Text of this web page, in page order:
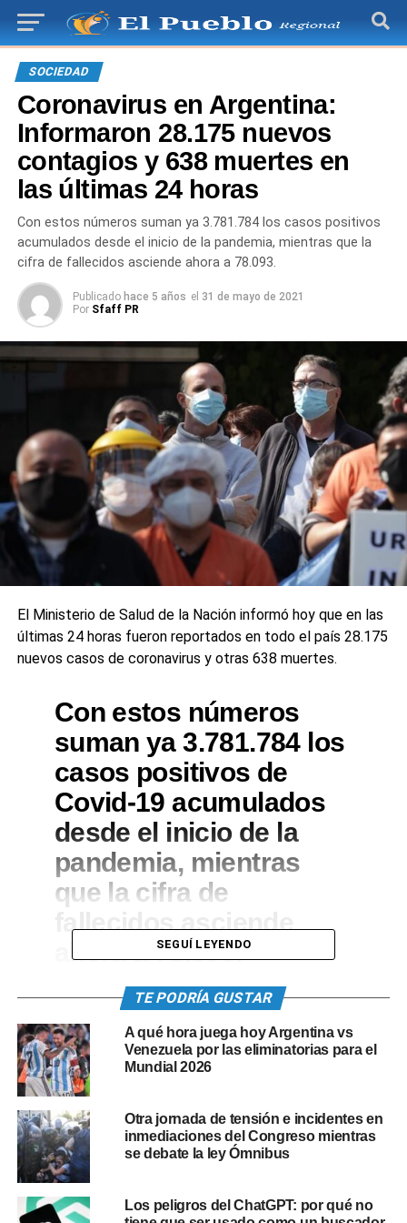
SOCIEDAD
Coronavirus en Argentina:
Informaron 28.175 nuevos
contagios y 638 muertes en
las últimas 24 horas
Con estos números suman ya 3.781.784 los casos positivos
acumulados desde el inicio de la pandemia, mientras que la
cifra de fallecidos asciende ahora a 78.093.
Publicado hace 5 años el 31 de mayo de 2021
Por Sfaff PR
El Ministerio de Salud de la Nación informó hoy que en las
últimas 24 horas fueron reportados en todo el país 28.175
nuevos casos de coronavirus y otras 638 muertes.
Con estos números
suman ya 3.781.784 los
casos positivos de
Covid-19 acumulados
desde el inicio de la
pandemia, mientras
que la cifra de
fallecidos asciende
ahora a 78.093.
Según el informe diario de la cartera sanitaria, 3.350.602
pacientes ya se recuperaron, en tanto que otros 353.089
continúan cursando la enfermedad.
Un total de 7.325 personas con Covid-19 se encuentran
internadas en salas de terapia intensiva y la ocupación de
camas del servicio para toda patología asciende al 77,4
por ciento en el país y a 76,9 por ciento en el Área
Metropolitana de Buenos Aires (AMBA).
Según se informó, en las últimas 24 horas fueron
SEGUÍ LEYENDO
TE PODRÍA GUSTAR
A qué hora juega hoy Argentina vs
Venezuela por las eliminatorias para el
Mundial 2026
Otra jornada de tensión e incidentes en
inmediaciones del Congreso mientras
se debate la ley Ómnibus
Los peligros del ChatGPT: por qué no